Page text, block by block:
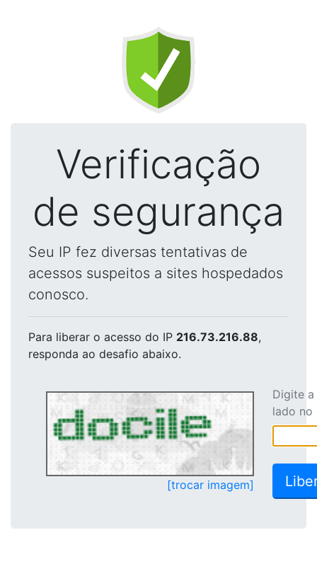
Verificação
de segurança
Seu IP fez diversas tentativas de
acessos suspeitos a sites hospedados
conosco.
Para liberar o acesso do IP 216.73.216.88,
responda ao desafio abaixo.
[trocar imagem]
Digite
lado no